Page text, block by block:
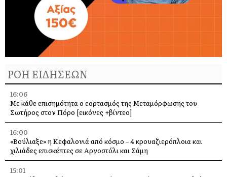
ΡΟΗ ΕΙΔΗΣΕΩΝ
16:06
Με κάθε επισημότητα ο εορτασμός της Μεταμόρφωσης του
Σωτήρος στον Πόρο [εικόνες +βίντεο]
16:00
«Βούλιαξε» η Κεφαλονιά από κόσμο – 4 κρουαζιερόπλοια και
χιλιάδες επισκέπτες σε Αργοστόλι και Σάμη
15:01